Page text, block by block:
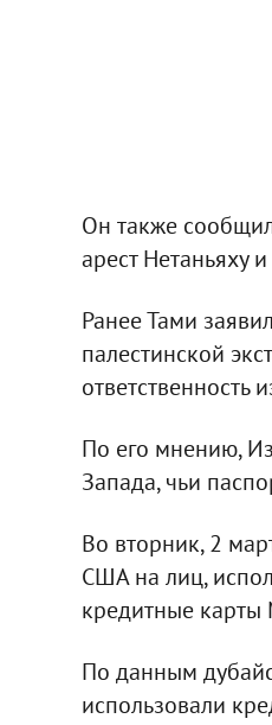
Он также
арест Нетаньяху
Ранее Тами
палестинской
ответственность
По его мнению,
Запада, чьи
Во вторник, 2
США на лиц,
кредитные
По данным
использовали